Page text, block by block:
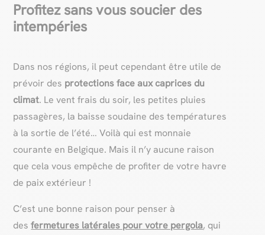
Profitez sans vous soucier des
intempéries
Dans nos régions, il peut cependant être utile de
prévoir des protections face aux caprices du
climat. Le vent frais du soir, les petites pluies
passagères, la baisse soudaine des températures
à la sortie de l’été… Voilà qui est monnaie
courante en Belgique. Mais il n’y aucune raison
que cela vous empêche de profiter de votre havre
de paix extérieur !
C’est une bonne raison pour penser à
desfermetures latérales pour votre pergola, qui